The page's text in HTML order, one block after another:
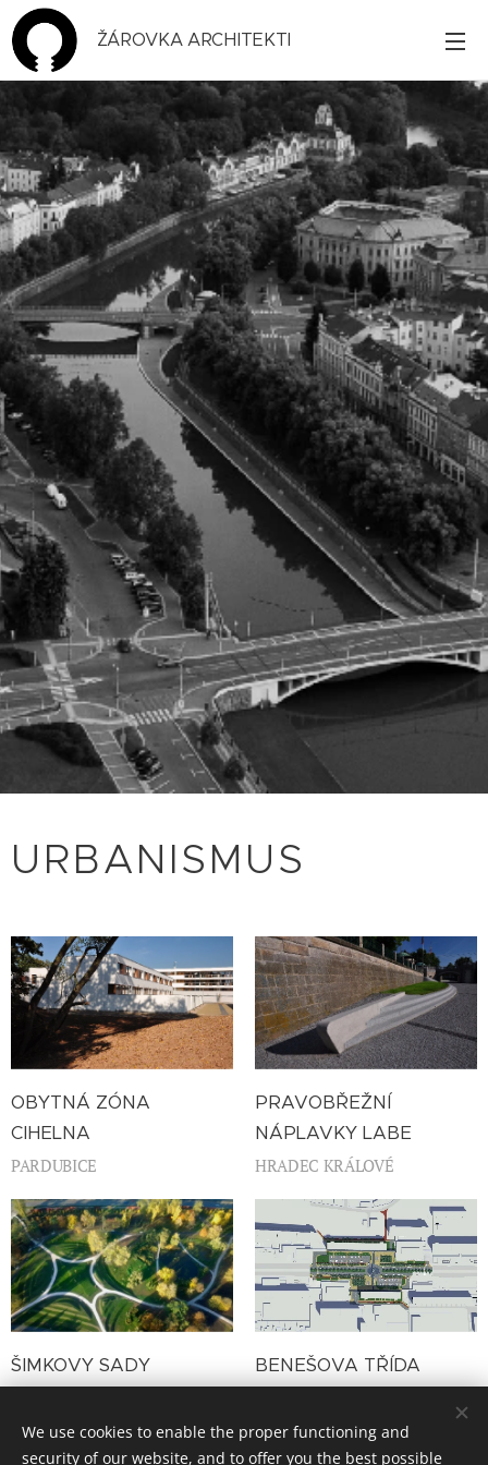
ŽÁROVKA ARCHITEKTI
URBANISMUS
OBYTNÁ ZÓNA
CIHELNA
PARDUBICE
PRAVOBŘEŽNÍ
NÁPLAVKY LABE
HRADEC KRÁLOVÉ
ŠIMKOVY SADY BENEŠOVA TŘÍDA
We use cookies to enable the proper functioning and
security of our website, and to offer you the best possible